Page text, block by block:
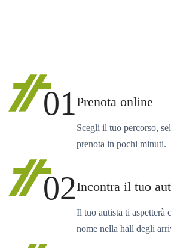
01Prenota online
Scegli il tuo percorso,
prenota in pochi minuti.
02Incontra il tuo
Il tuo autista ti aspetterà
nome nella hall degli